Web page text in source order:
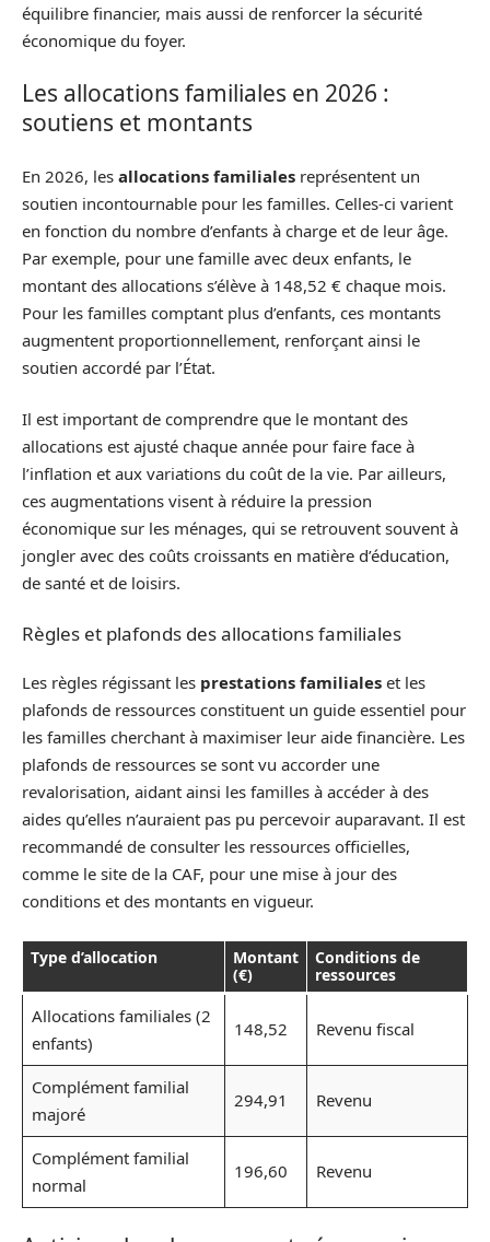
équilibre financier, mais aussi de renforcer la sécurité
économique du foyer.
Les allocations familiales en 2026 :
soutiens et montants
En 2026, les allocations familiales représentent un
soutien incontournable pour les familles. Celles-ci varient
en fonction du nombre d’enfants à charge et de leur âge.
Par exemple, pour une famille avec deux enfants, le
montant des allocations s’élève à 148,52 € chaque mois.
Pour les familles comptant plus d’enfants, ces montants
augmentent proportionnellement, renforçant ainsi le
soutien accordé par l’État.
Il est important de comprendre que le montant des
allocations est ajusté chaque année pour faire face à
l’inflation et aux variations du coût de la vie. Par ailleurs,
ces augmentations visent à réduire la pression
économique sur les ménages, qui se retrouvent souvent à
jongler avec des coûts croissants en matière d’éducation,
de santé et de loisirs.
Règles et plafonds des allocations familiales
Les règles régissant les prestations familiales et les
plafonds de ressources constituent un guide essentiel pour
les familles cherchant à maximiser leur aide financière. Les
plafonds de ressources se sont vu accorder une
revalorisation, aidant ainsi les familles à accéder à des
aides qu’elles n’auraient pas pu percevoir auparavant. Il est
recommandé de consulter les ressources officielles,
comme le site de la CAF, pour une mise à jour des
conditions et des montants en vigueur.
Type d’allocation
Montant
(€)
Conditions de
ressources
Allocations familiales (2
enfants)
148,52 Revenu fiscal
Complément familial
majoré
294,91 Revenu
Complément familial
normal
196,60 Revenu